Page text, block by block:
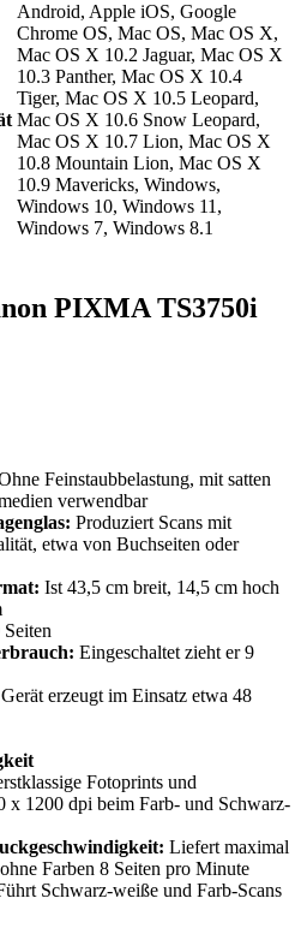
Android, Apple iOS, Google
Chrome OS, Mac OS, Mac OS X,
Mac OS X 10.2 Jaguar, Mac OS X
10.3 Panther, Mac OS X 10.4
Tiger, Mac OS X 10.5 Leopard,
Mac OS X 10.6 Snow Leopard,
Mac OS X 10.7 Lion, Mac OS X
10.8 Mountain Lion, Mac OS X
10.9 Mavericks, Windows,
Windows 10, Windows 11,
Windows 7, Windows 8.1
PIXMA TS3750i
Feinstaubbelastung, mit satten
verwendbar
Produziert Scans mit
etwa von Buchseiten oder
Ist 43,5 cm breit, 14,5 cm hoch
Seiten
Eingeschaltet zieht er 9
erzeugt im Einsatz etwa 48
Fotoprints und
x 1200 dpi beim Farb- und Schwarz-
Liefert maximal
Farben 8 Seiten pro Minute
Schwarz-weiße und Farb-Scans